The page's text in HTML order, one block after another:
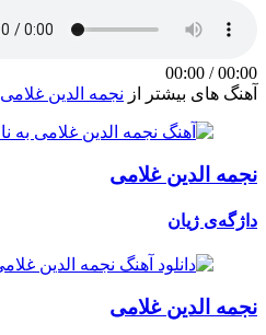
00:00
/
00:00
آهنگ های بیشتر از نجمه الدین غلامی
نجمه الدین غلامی
داژگەی ژیان
نجمه الدین غلامی